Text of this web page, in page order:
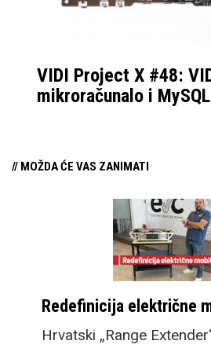
VIDI Project X #48:
mikroračunalo i
// MOŽDA ĆE VAS ZANIMATI
Redefinicija električne
Hrvatski „Range